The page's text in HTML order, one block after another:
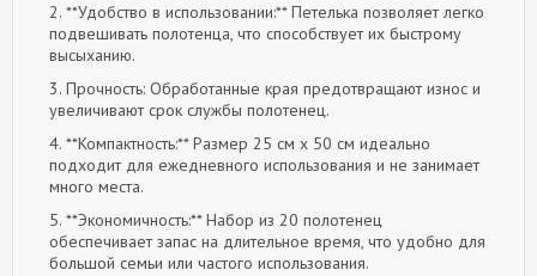
2. **Удобство в использовании:** Петелька позволяет легко
подвешивать полотенца, что способствует их быстрому
высыханию.
3. Прочность: Обработанные края предотвращают износ и
увеличивают срок службы полотенец.
4. **Компактность:** Размер 25 см х 50 см идеально
подходит для ежедневного использования и не занимает
много места.
5. **Экономичность:** Набор из 20 полотенец
обеспечивает запас на длительное время, что удобно для
большой семьи или частого использования.